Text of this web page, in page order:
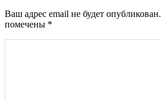
Ваш адрес email не будет опубликован.
помечены *